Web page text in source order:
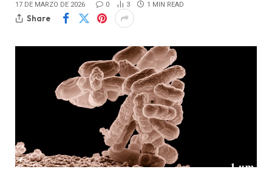
17 DE MARZO DE 2026 0 3 1 MIN READ
Share